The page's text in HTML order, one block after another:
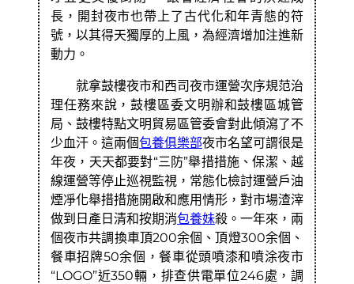
長，開封夜市也帶上了古代化和年青態的符
號，以其得天獨厚的上風，為經濟增加注進新
動力。
就拿鼓樓夜市和西司夜市運營次序規范治
理任務來說，鼓樓區委文明辦和鼓樓區城管
局、鼓樓特點文明貿易區管委會對此傾瀉了不
少血汗。這兩個包養俱樂部夜市名望可謂很是
年夜，天天都要對“三防”舉措措施、保潔、越
線運營等停止巡視監視，常態化檢討運營戶油
煙凈化舉措措施開啟和應用情形，對市場渣滓
做到日產日清和按期消包養妹殺。一年來，兩
個夜市共調換車頂200余個、頂燈300余個、
餐車招牌50余個，餐車從頭噴漆和噴涂夜市
“LOGO”近350輛，排查供電單位246處，調